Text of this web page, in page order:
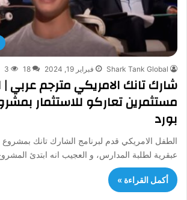
Shark Tank Global فبراير 19, 2024 18
3
شارك تانك الامريكي مترجم عربي
مستثمرين تعاركو للاستثمار
بورد
الطفل الامريكي قدم لبرنامج الشارك تانك بمشروع
عبقرية لطلبة المدارس، و العجيب انه ابتدئ
أكمل القراءة »